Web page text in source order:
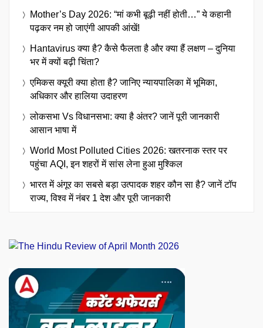
Mother’s Day 2026: “मां कभी बूढ़ी नहीं होती…” ये कहानी
पढ़कर नम हो जाएंगी आपकी आंखें!
Hantavirus क्या है? कैसे फैलता है और क्या हैं लक्षण – दुनिया
भर में क्यों बढ़ी चिंता?
एमिकस क्यूरी क्या होता है? जानिए न्यायपालिका में भूमिका,
अधिकार और हालिया उदाहरण
लोकसभा Vs विधानसभा: क्या है अंतर? जानें पूरी जानकारी
आसान भाषा में
World Most Polluted Cities 2026: खतरनाक स्तर पर
पहुंचा AQI, इन शहरों में सांस लेना हुआ मुश्किल
भारत में अंगूर का सबसे बड़ा उत्पादक शहर कौन सा है? जानें टॉप
राज्य, विश्व में नंबर 1 देश और पूरी जानकारी